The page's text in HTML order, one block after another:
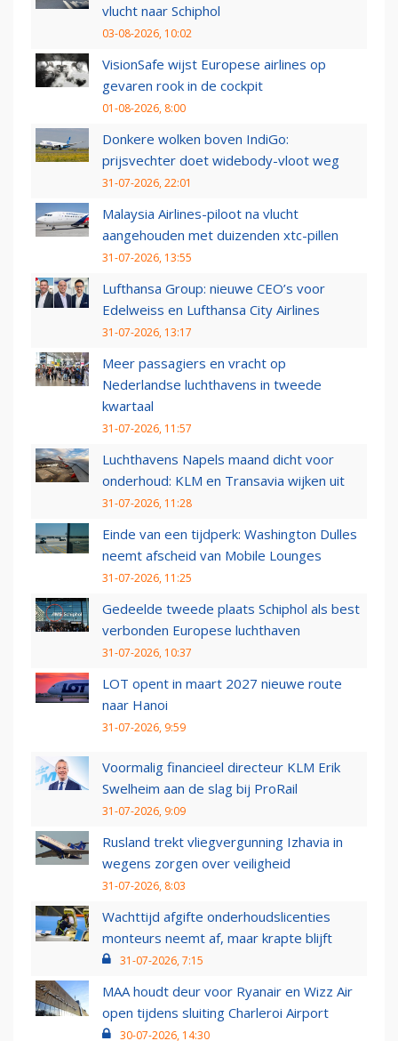
vlucht naar Schiphol
03-08-2026, 10:02
VisionSafe wijst Europese airlines op
gevaren rook in de cockpit
01-08-2026, 8:00
Donkere wolken boven IndiGo:
prijsvechter doet widebody-vloot weg
31-07-2026, 22:01
Malaysia Airlines-piloot na vlucht
aangehouden met duizenden xtc-pillen
31-07-2026, 13:55
Lufthansa Group: nieuwe CEO’s voor
Edelweiss en Lufthansa City Airlines
31-07-2026, 13:17
Meer passagiers en vracht op
Nederlandse luchthavens in tweede
kwartaal
31-07-2026, 11:57
Luchthavens Napels maand dicht voor
onderhoud: KLM en Transavia wijken uit
31-07-2026, 11:28
Einde van een tijdperk: Washington Dulles
neemt afscheid van Mobile Lounges
31-07-2026, 11:25
Gedeelde tweede plaats Schiphol als best
verbonden Europese luchthaven
31-07-2026, 10:37
LOT opent in maart 2027 nieuwe route
naar Hanoi
31-07-2026, 9:59
Voormalig financieel directeur KLM Erik
Swelheim aan de slag bij ProRail
31-07-2026, 9:09
Rusland trekt vliegvergunning Izhavia in
wegens zorgen over veiligheid
31-07-2026, 8:03
Wachttijd afgifte onderhoudslicenties
monteurs neemt af, maar krapte blijft
31-07-2026, 7:15
MAA houdt deur voor Ryanair en Wizz Air
open tijdens sluiting Charleroi Airport
30-07-2026, 14:30